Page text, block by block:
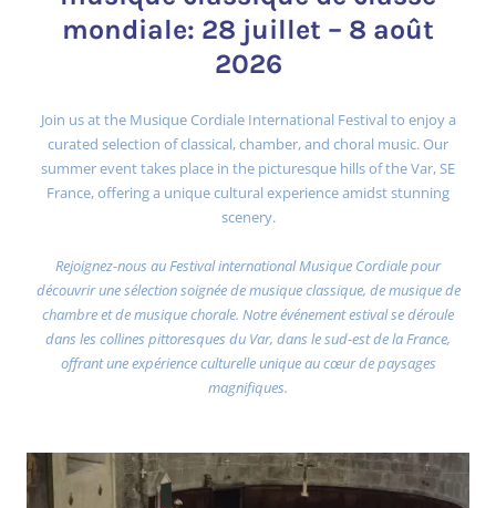
mondiale: 28 juillet – 8 août
2026
Join us at the Musique Cordiale International Festival to enjoy a
curated selection of classical, chamber, and choral music. Our
summer event takes place in the picturesque hills of the Var, SE
France, offering a unique cultural experience amidst stunning
scenery.
Rejoignez-nous au Festival international Musique Cordiale pour
découvrir une sélection soignée de musique classique, de musique de
chambre et de musique chorale. Notre événement estival se déroule
dans les collines pittoresques du Var, dans le sud-est de la France,
offrant une expérience culturelle unique au cœur de paysages
magnifiques.